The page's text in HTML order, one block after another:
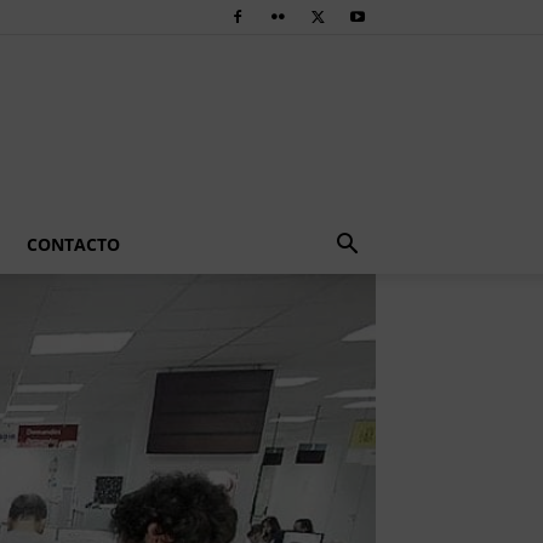
CONTACTO